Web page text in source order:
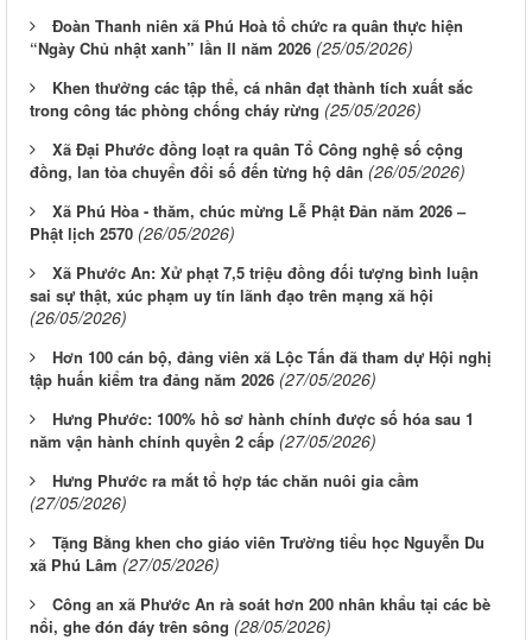
Đoàn Thanh niên xã Phú Hoà tổ chức ra quân thực hiện
“Ngày Chủ nhật xanh” lần II năm 2026 (25/05/2026)
Khen thưởng các tập thể, cá nhân đạt thành tích xuất sắc
trong công tác phòng chống cháy rừng (25/05/2026)
Xã Đại Phước đồng loạt ra quân Tổ Công nghệ số cộng
đồng, lan tỏa chuyển đổi số đến từng hộ dân (26/05/2026)
Xã Phú Hòa - thăm, chúc mừng Lễ Phật Đản năm 2026 –
Phật lịch 2570 (26/05/2026)
Xã Phước An: Xử phạt 7,5 triệu đồng đối tượng bình luận
sai sự thật, xúc phạm uy tín lãnh đạo trên mạng xã hội
(26/05/2026)
Hơn 100 cán bộ, đảng viên xã Lộc Tấn đã tham dự Hội nghị
tập huấn kiểm tra đảng năm 2026 (27/05/2026)
Hưng Phước: 100% hồ sơ hành chính được số hóa sau 1
năm vận hành chính quyền 2 cấp (27/05/2026)
Hưng Phước ra mắt tổ hợp tác chăn nuôi gia cầm
(27/05/2026)
Tặng Bằng khen cho giáo viên Trường tiểu học Nguyễn Du
xã Phú Lâm (27/05/2026)
Công an xã Phước An rà soát hơn 200 nhân khẩu tại các bè
nổi, ghe đón đáy trên sông (28/05/2026)